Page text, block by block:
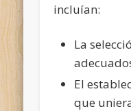
incluían:
La
El
que